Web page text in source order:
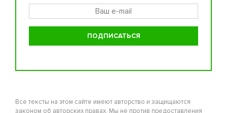
Все тексты на этом сайте имеют авторство и защищаются
законом об авторских правах. Мы не против предоставления